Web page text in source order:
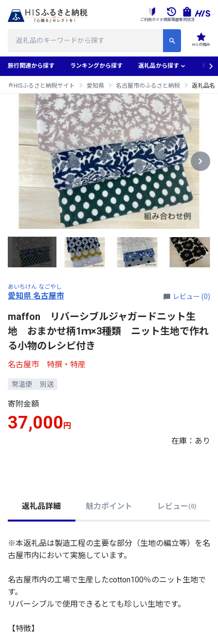
HISの強み
ご利用ガイド検索履歴寄附状況
旅行関連から探す ランキングから探す 返礼品から探す 地域
HISふるさと納税サイト 愛知県 名古屋市のふるさと納税 返礼品名
あいちけん なごやし
愛知県 名古屋市 レビュー (0)
maffon リバーシブルジャガードニット生
地 おまかせ柄1ｍ×3種類 ニット生地で作れ
る小物のレシピ付き
名古屋市 特撰・特産
常温便 別送
寄附金額
37,000 円
在庫：あり
返礼品詳細 魅力ポイント レビュー (0)
※本返礼品は製造工程の主要な部分（生地の編立等）を名
古屋市内において実施しています。
名古屋市内の工場で生産したcotton100％のニット生地で
す。
リバーシブルで使用できるとても珍しい生地です。
【特徴】